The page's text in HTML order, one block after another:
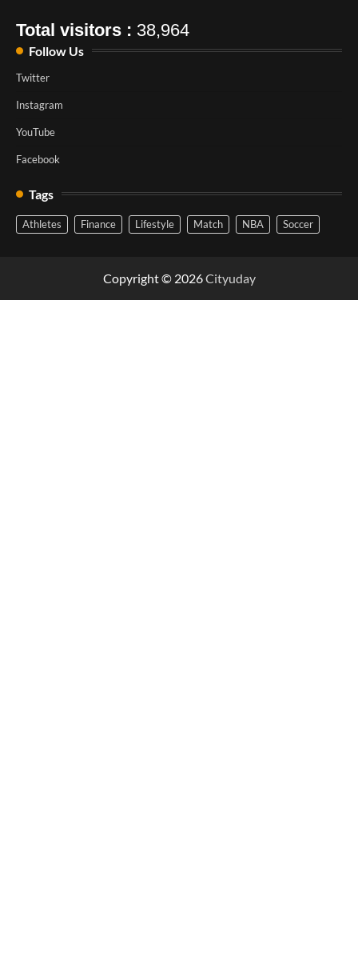
Total visitors : 38,964
Follow Us
Twitter
Instagram
YouTube
Facebook
Tags
Athletes Finance Lifestyle Match NBA Soccer
Copyright © 2026Cityuday